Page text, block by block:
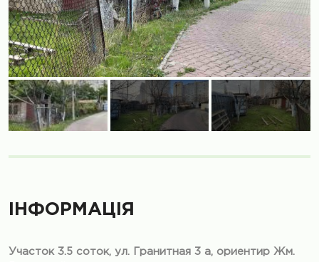
ІНФОРМАЦІЯ
Участок 3.5 соток, ул. Гранитная 3 а, ориентир Жм.